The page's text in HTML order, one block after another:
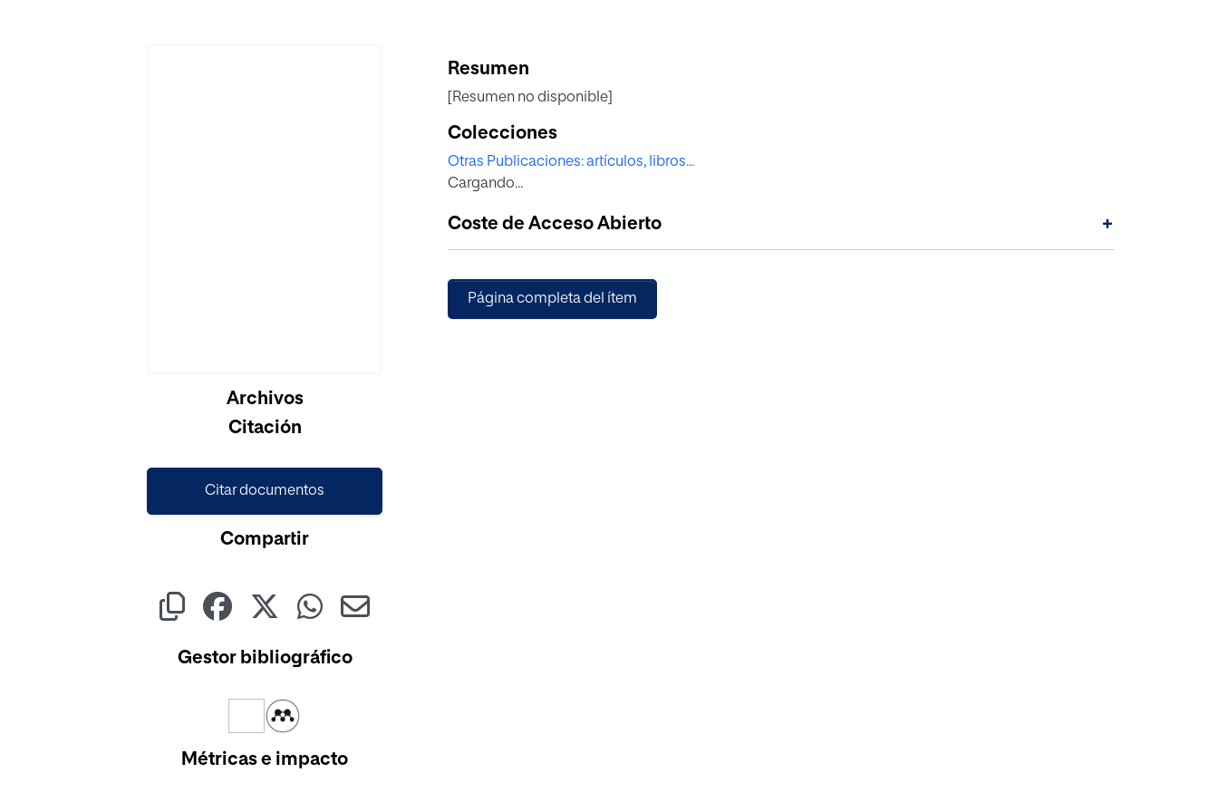
Cargando...Archivos
Citación
Citar documentos
Compartir
Gestor bibliográfico
Métricas e impacto
Resumen
[Resumen no disponible]
Colecciones
Otras Publicaciones: artículos, libros...
Cargando...
Coste de Acceso Abierto +
Página completa del ítem